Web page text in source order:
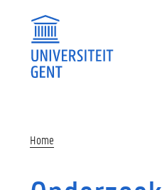
Home